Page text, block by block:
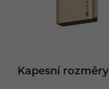
Kapesní rozměry